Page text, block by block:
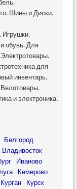
Шины и Диски.
Игрушки.
обувь. Для
для
инвентарь.
и электроника.
Белгород
Владивосток
Иваново
Кемерово
Курган
Курск